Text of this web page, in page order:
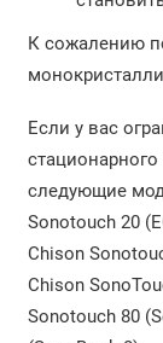
К сожалению
Если у вас
следующие
Sonotouch 20
Chison
Chison
Sonotouch 80